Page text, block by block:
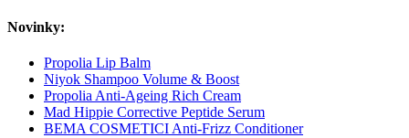
Novinky:
Propolia Lip Balm
Niyok Shampoo Volume & Boost
Propolia Anti-Ageing Rich Cream
Mad Hippie Corrective Peptide Serum
BEMA COSMETICI Anti-Frizz Conditioner